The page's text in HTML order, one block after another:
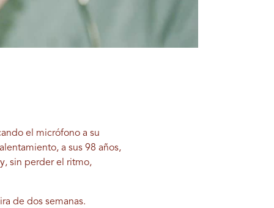
el micrófono a su
a sus 98 años,
sin perder el ritmo,
de dos semanas.